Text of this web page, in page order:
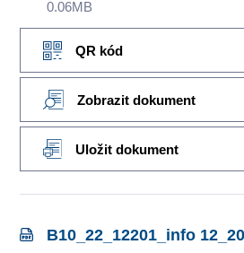
0.06MB
QR kód
Zobrazit dokument
Uložit dokument
B10_22_12201_info